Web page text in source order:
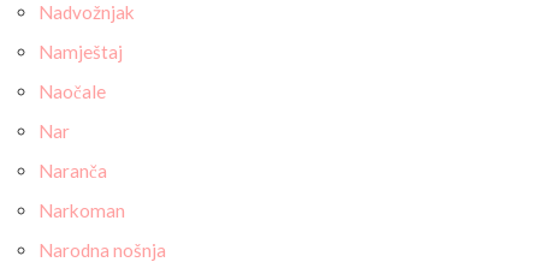
Nadvožnjak
Namještaj
Naočale
Nar
Naranča
Narkoman
Narodna nošnja